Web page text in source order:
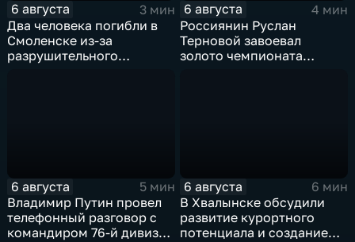
6 августа
3 мин
Два человека погибли в
Смоленске из-за
разрушительного
6 августа
4 мин
Россиянин Руслан
Терновой завоевал
золото чемпионата
6 августа
5 мин
Владимир Путин провел
телефонный разговор с
командиром 76-й дивизии
6 августа
6 мин
В Хвалынске обсудили
развитие курортного
потенциала и создание